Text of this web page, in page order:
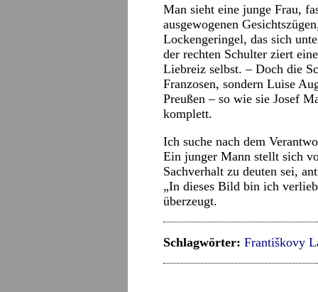
Man sieht eine junge Frau,
ausgewogenen
Lockengeringel, das sich
der rechten Schulter ziert
Liebreiz selbst. – Doch die
Franzosen, sondern Luise
Preußen – so wie sie Josef
komplett.
Ich suche nach dem
Ein junger Mann stellt sich
Sachverhalt zu deuten sei,
„In dieses Bild bin ich
überzeugt.
Schlagwörter: Františkovy